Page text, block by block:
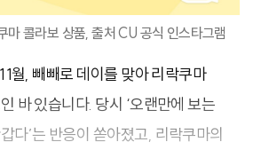
마 콜라보 상품, 출처 CU 공식 인스타그램
월, 빼빼로 데이를 맞아 리락쿠마
바 있습니다. 당시 ‘오랜만에 보는
다’는 반응이 쏟아졌고, 리락쿠마의